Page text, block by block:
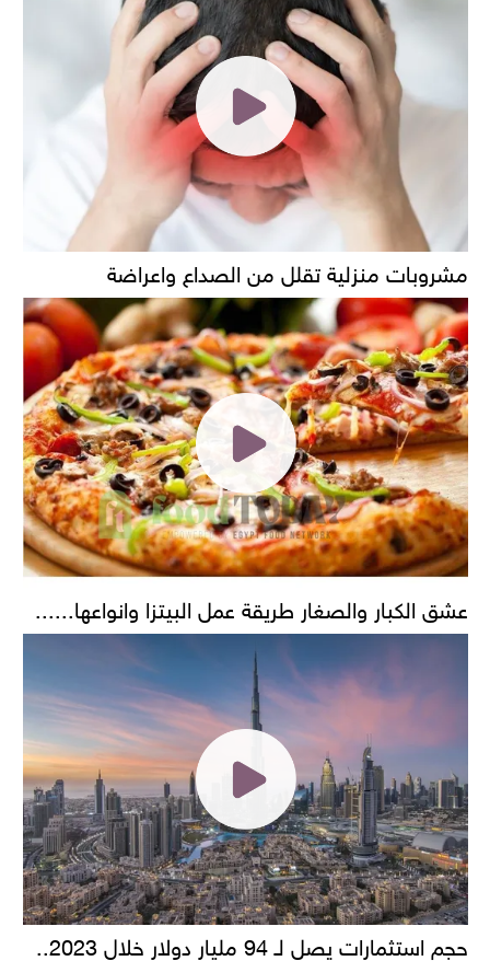
مشروبات منزلية تقلل من الصداع واعراضة
عشق الكبار والصغار طريقة عمل البيتزا وانواعها......